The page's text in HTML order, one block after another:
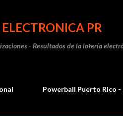
PR
- Resultados de la lotería
Powerball Puerto Rico